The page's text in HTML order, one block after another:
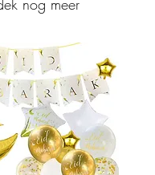
nog meer